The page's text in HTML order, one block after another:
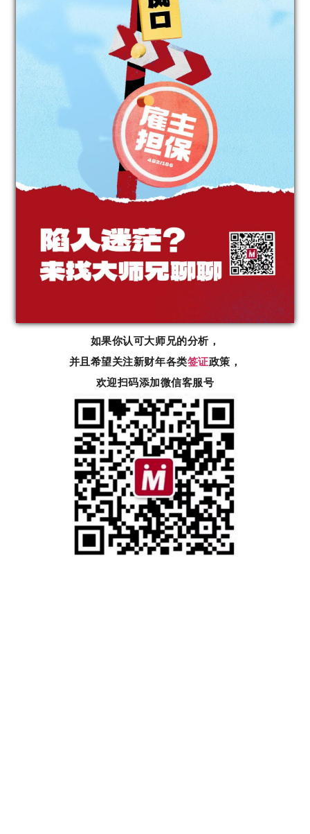
如果你认可大师兄的分析，
并且希望关注新财年各类签证政策，
欢迎扫码添加微信客服号